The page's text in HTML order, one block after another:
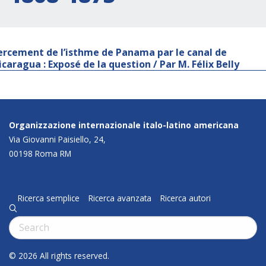
de l’isthme de Panama par le canal de
: Exposé de la question / Par M. Félix Belly
Organizzazione internazionale italo-latino americana
Via Giovanni Paisiello, 24,
00198 Roma RM
Ricerca semplice Ricerca avanzata Ricerca autori
q
Cerca:
© 2026 All rights reserved.